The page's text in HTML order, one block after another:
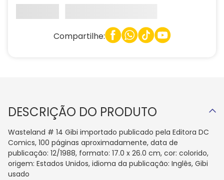
Compartilhe:
DESCRIÇÃO DO PRODUTO
Wasteland # 14 Gibi importado publicado pela Editora DC
Comics, 100 páginas aproximadamente, data de
publicação: 12/1988, formato: 17.0 x 26.0 cm, cor: colorido,
origem: Estados Unidos, idioma da publicação: Inglês, Gibi
usado